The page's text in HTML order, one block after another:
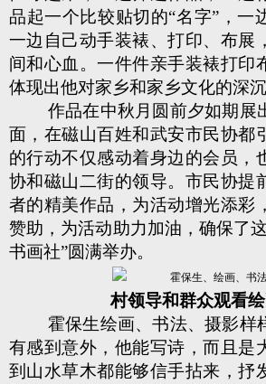
品起一个比较贴切的“名字”，一
一边自己动手装裱、打印、布展
间和心血。一件件亲手装裱打印
体现出他对家乡和家乡文化的深沉
作品在中秋月圆前夕如期展
面，在磁山百姓和武安市民协都
的行动不仅感动着身边的会员，
协和磁山二街的领导。市民协提
者的精美作品，为活动增光添彩
赞助，为活动助力加油，确保了
书画社”圆满举办。
村领导和群众观看
霍保生绘画、书法、摄影样
有感到意外，他能写诗，而且是
到山水草木都能够信手拈来，抒